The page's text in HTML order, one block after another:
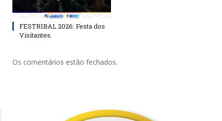
FESTRIBAL 2026: Festa dos
Visitantes.
Os comentários estão fechados.